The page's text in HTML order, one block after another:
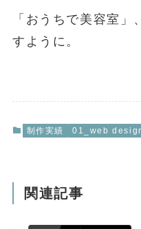
「おうちで美容室」
すように。
制作実績 01_web
関連記事